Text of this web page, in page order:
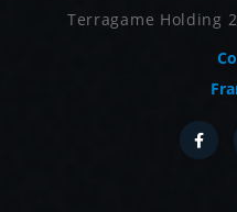
Terragame Holding